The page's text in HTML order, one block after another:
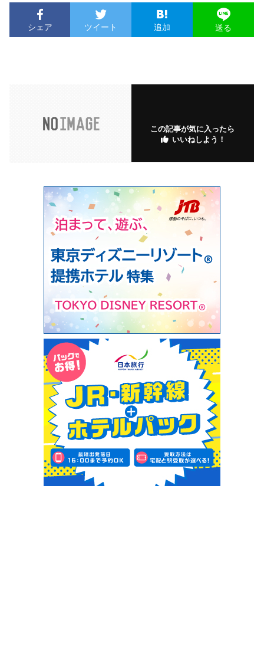
シェア ツイート 追加 送る
この記事が気に入ったら
いいねしよう！